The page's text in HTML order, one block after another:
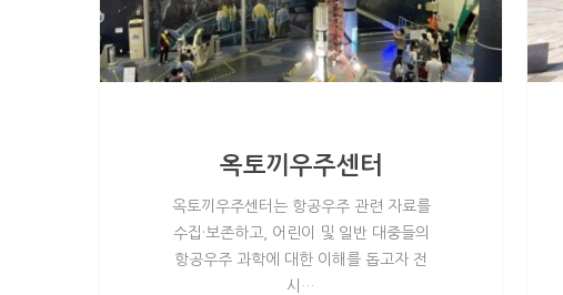
옥토끼우주센터
옥토끼우주센터는 항공우주 관련 자료를
수집·보존하고, 어린이 및 일반 대중들의
항공우주 과학에 대한 이해를 돕고자 전
시…